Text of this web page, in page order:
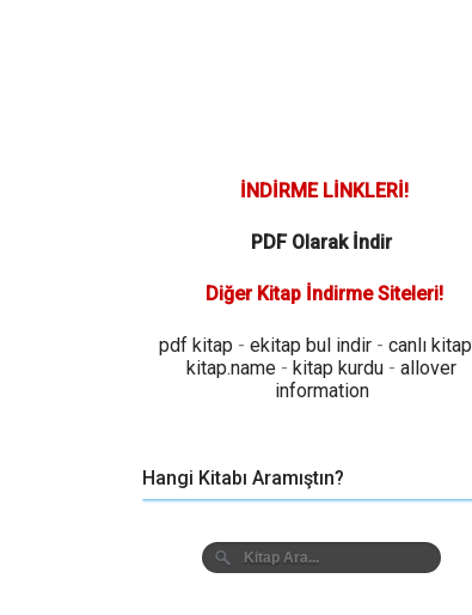
İNDİRME LİNKLERİ!
PDF Olarak İndir
Diğer Kitap İndirme Siteleri!
pdf kitap - ekitap bul indir - canlı kitap
kitap.name - kitap kurdu - allover
information
Hangi Kitabı Aramıştın?